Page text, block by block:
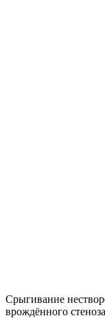
Срыгивание
врождённого